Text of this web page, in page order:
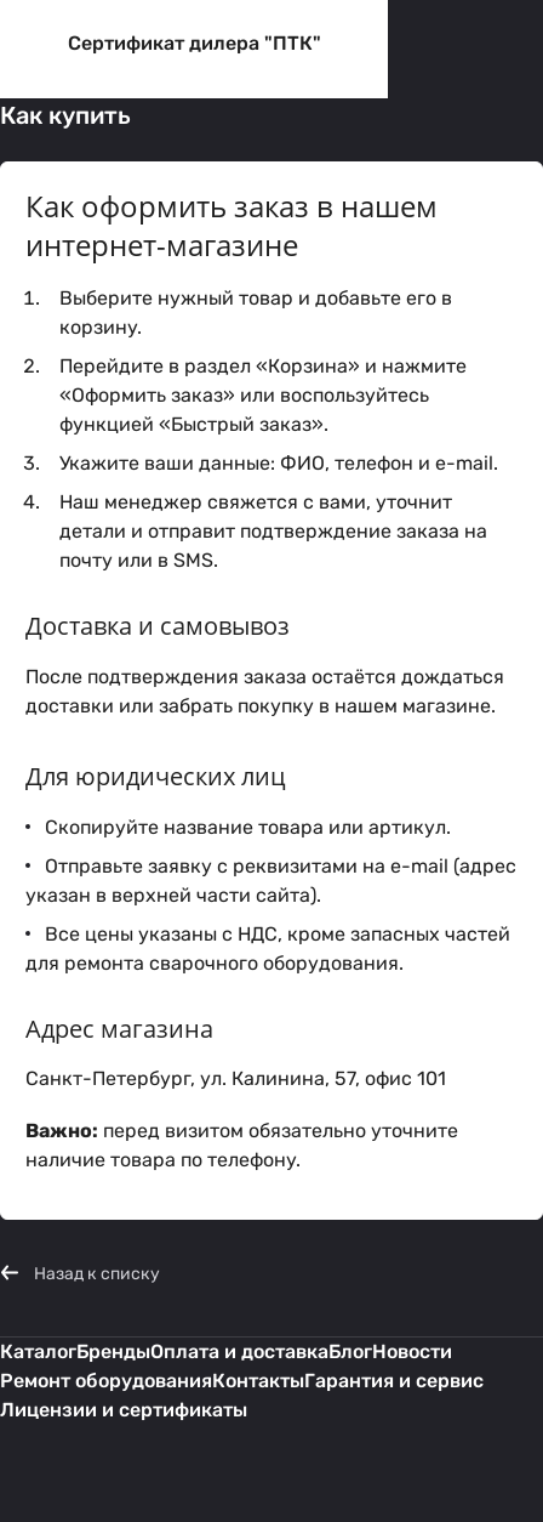
Сертификат дилера "ПТК"
Как купить
Как оформить заказ в нашем
интернет-магазине
Выберите нужный товар и добавьте его в
корзину.
Перейдите в раздел «Корзина» и нажмите
«Оформить заказ» или воспользуйтесь
функцией «Быстрый заказ».
Укажите ваши данные: ФИО, телефон и e-mail.
Наш менеджер свяжется с вами, уточнит
детали и отправит подтверждение заказа на
почту или в SMS.
Доставка и самовывоз
После подтверждения заказа остаётся дождаться
доставки или забрать покупку в нашем магазине.
Для юридических лиц
Скопируйте название товара или артикул.
Отправьте заявку с реквизитами на e-mail (адрес
указан в верхней части сайта).
Все цены указаны с НДС, кроме запасных частей
для ремонта сварочного оборудования.
Адрес магазина
Санкт-Петербург, ул. Калинина, 57, офис 101
Важно: перед визитом обязательно уточните
наличие товара по телефону.
Назад к списку
КаталогБрендыОплата и доставкаБлогНовости
Ремонт оборудованияКонтактыГарантия и сервис
Лицензии и сертификаты